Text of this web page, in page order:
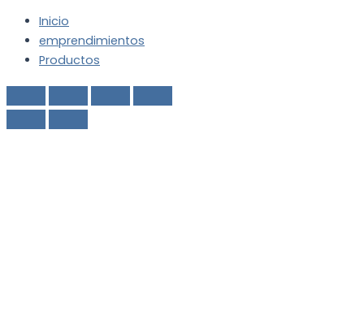
Inicio
emprendimientos
Productos